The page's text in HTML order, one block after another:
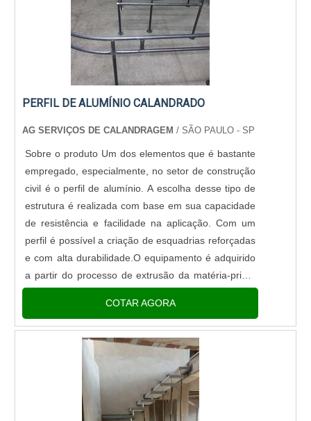
PERFIL DE ALUMÍNIO CALANDRADO
AG SERVIÇOS DE CALANDRAGEM/ SÃO PAULO - SP
Sobre o produto Um dos elementos que é bastante
empregado, especialmente, no setor de construção
civil é o perfil de alumínio. A escolha desse tipo de
estrutura é realizada com base em sua capacidade
de resistência e facilidade na aplicação. Com um
perfil é possível a criação de esquadrias reforçadas
e com alta durabilidade.O equipamento é adquirido
a partir do processo de extrusão da matéria-prima
COTAR AGORA